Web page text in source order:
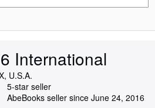
International
U.S.A.
5-star seller
AbeBooks seller since June 24, 2016